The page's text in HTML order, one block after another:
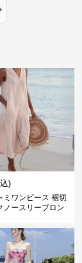
)
ワンピース 裾切
ノースリーブロン